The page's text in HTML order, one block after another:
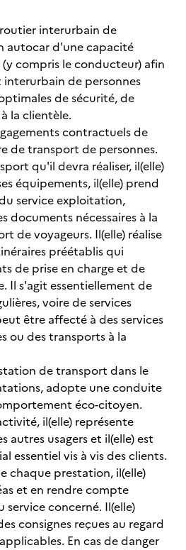
interurbain de
autocar d'une capacité
compris le conducteur) afin
de personnes
de sécurité, de
la clientèle.
contractuels de
de transport de personnes.
qu'il devra réaliser, il(elle)
équipements, il(elle) prend
service exploitation,
documents nécessaires à la
de voyageurs. Il(elle) réalise
préétablis qui
de prise en charge et de
Il s'agit essentiellement de
voire de services
être affecté à des services
ou des transports à la
de transport dans le
adopte une conduite
éco-citoyen.
il(elle) représente
autres usagers et il(elle) est
essentiel vis à vis des clients.
chaque prestation, il(elle)
et en rendre compte
concerné. Il(elle)
consignes reçues au regard
En cas de danger